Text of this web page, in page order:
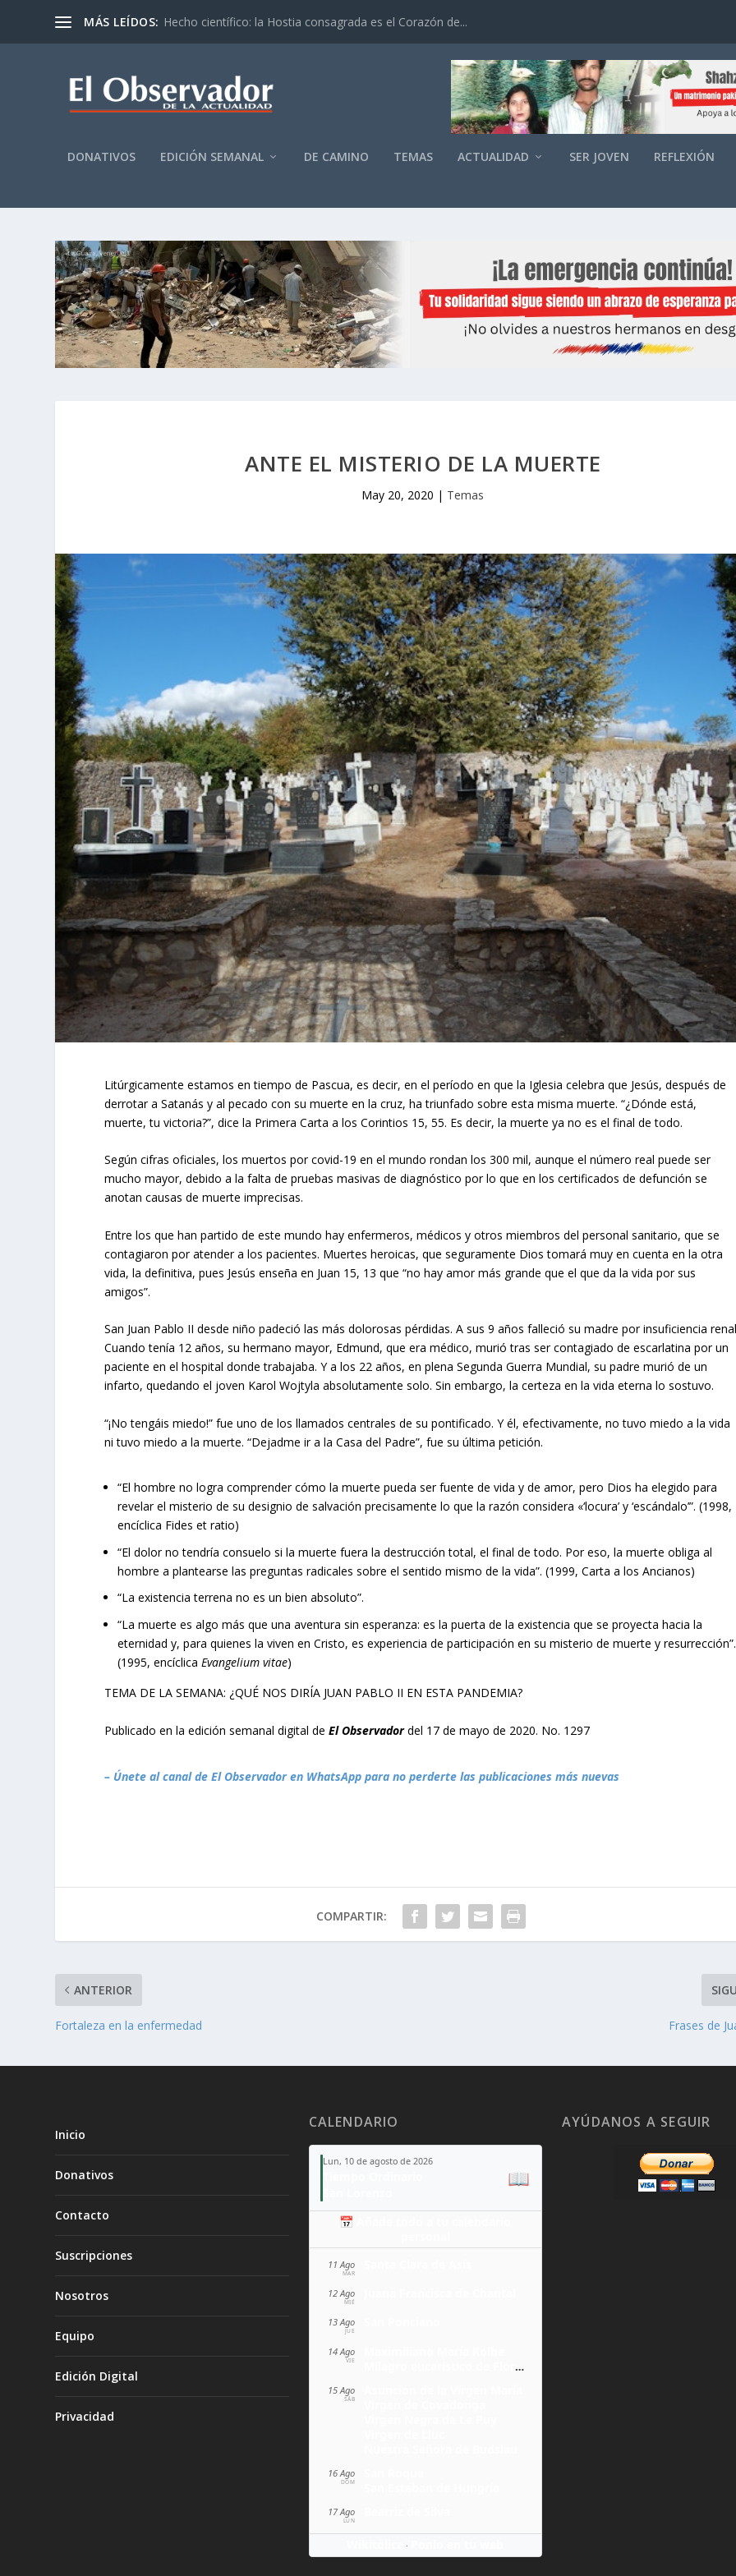
MÁS LEÍDOS: Hecho científico: la Hostia consagrada es el Corazón de...
DONATIVOS EDICIÓN SEMANAL DE CAMINO TEMAS ACTUALIDAD SER JOVEN REFLEXIÓN
ANTE EL MISTERIO DE LA MUERTE
May 20, 2020 | Temas
Litúrgicamente estamos en tiempo de Pascua, es decir, en el período en que la Iglesia celebra que Jesús, después de
derrotar a Satanás y al pecado con su muerte en la cruz, ha triunfado sobre esta misma muerte. “¿Dónde está,
muerte, tu victoria?”, dice la Primera Carta a los Corintios 15, 55. Es decir, la muerte ya no es el final de todo.
Según cifras oficiales, los muertos por covid-19 en el mundo rondan los 300 mil, aunque el número real puede ser
mucho mayor, debido a la falta de pruebas masivas de diagnóstico por lo que en los certificados de defunción se
anotan causas de muerte imprecisas.
Entre los que han partido de este mundo hay enfermeros, médicos y otros miembros del personal sanitario, que se
contagiaron por atender a los pacientes. Muertes heroicas, que seguramente Dios tomará muy en cuenta en la otra
vida, la definitiva, pues Jesús enseña en Juan 15, 13 que “no hay amor más grande que el que da la vida por sus
amigos”.
San Juan Pablo II desde niño padeció las más dolorosas pérdidas. A sus 9 años falleció su madre por insuficiencia
Cuando tenía 12 años, su hermano mayor, Edmund, que era médico, murió tras ser contagiado de escarlatina por un
paciente en el hospital donde trabajaba. Y a los 22 años, en plena Segunda Guerra Mundial, su padre murió de un
infarto, quedando el joven Karol Wojtyla absolutamente solo. Sin embargo, la certeza en la vida eterna lo sostuvo.
“¡No tengáis miedo!” fue uno de los llamados centrales de su pontificado. Y él, efectivamente, no tuvo miedo a la vida
ni tuvo miedo a la muerte. “Dejadme ir a la Casa del Padre”, fue su última petición.
“El hombre no logra comprender cómo la muerte pueda ser fuente de vida y de amor, pero Dios ha elegido para
revelar el misterio de su designio de salvación precisamente lo que la razón considera «‘locura’ y ‘escándalo’”. (1998,
encíclica Fides et ratio)
“El dolor no tendría consuelo si la muerte fuera la destrucción total, el final de todo. Por eso, la muerte obliga al
hombre a plantearse las preguntas radicales sobre el sentido mismo de la vida”. (1999, Carta a los Ancianos)
“La existencia terrena no es un bien absoluto”.
“La muerte es algo más que una aventura sin esperanza: es la puerta de la existencia que se proyecta hacia la
eternidad y, para quienes la viven en Cristo, es experiencia de participación en su misterio de muerte y resurrección”.
(1995, encíclicaEvangelium vitae)
TEMA DE LA SEMANA: ¿QUÉ NOS DIRÍA JUAN PABLO II EN ESTA PANDEMIA?
Publicado en la edición semanal digital deEl Observadordel 17 de mayo de 2020. No. 1297
– Únete al canal de El Observador en WhatsApp para no perderte las publicaciones más nuevas
COMPARTIR:
ANTERIOR
Fortaleza en la enfermedad Frases de
Inicio
Donativos
Contacto
Suscripciones
Nosotros
Equipo
Edición Digital
Privacidad
CALENDARIO
Lun, 10 de agosto de 2026
📖
📅 Añade todo a tu calendario
11 Ago
MAR
12 Ago
MIÉ
13 Ago
JUE
14 Ago
VIE Milagro eucarístico de Florencia
15 Ago
SÁB
16 Ago
DOM
17 Ago
LUN
·
AYÚDANOS A SEGUIR